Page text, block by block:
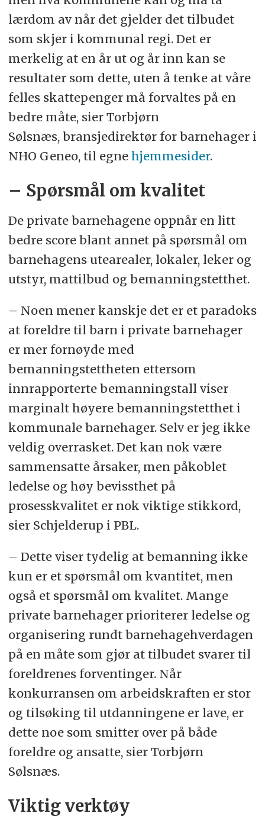
lærdom av når det gjelder det tilbudet
som skjer i kommunal regi. Det er
merkelig at en år ut og år inn kan se
resultater som dette, uten å tenke at våre
felles skattepenger må forvaltes på en
bedre måte, sier Torbjørn
Sølsnæs, bransjedirektør for barnehager i
NHO Geneo, til egne hjemmesider.
– Spørsmål om kvalitet
De private barnehagene oppnår en litt
bedre score blant annet på spørsmål om
barnehagens utearealer, lokaler, leker og
utstyr, mattilbud og bemanningstetthet.
– Noen mener kanskje det er et paradoks
at foreldre til barn i private barnehager
er mer fornøyde med
bemanningstettheten ettersom
innrapporterte bemanningstall viser
marginalt høyere bemanningstetthet i
kommunale barnehager. Selv er jeg ikke
veldig overrasket. Det kan nok være
sammensatte årsaker, men påkoblet
ledelse og høy bevissthet på
prosesskvalitet er nok viktige stikkord,
sier Schjelderup i PBL.
– Dette viser tydelig at bemanning ikke
kun er et spørsmål om kvantitet, men
også et spørsmål om kvalitet. Mange
private barnehager prioriterer ledelse og
organisering rundt barnehagehverdagen
på en måte som gjør at tilbudet svarer til
foreldrenes forventinger. Når
konkurransen om arbeidskraften er stor
og tilsøking til utdanningene er lave, er
dette noe som smitter over på både
foreldre og ansatte, sier Torbjørn
Sølsnæs.
Viktig verktøy